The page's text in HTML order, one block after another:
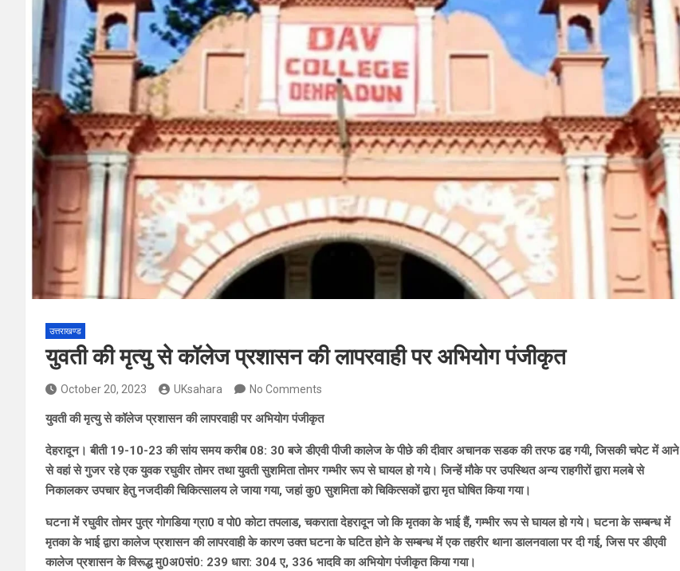
उत्तराखण्ड
युवती की मृत्यु से कॉलेज प्रशासन की लापरवाही पर अभियोग पंजीकृत
October 20, 2023 UKsahara No Comments
युवती की मृत्यु से कॉलेज प्रशासन की लापरवाही पर अभियोग पंजीकृत
देहरादून। बीती 19-10-23 की सांय समय करीब 08: 30 बजे डीएवी पीजी कालेज के पीछे की दीवार अचानक सडक की तरफ ढह गयी, जिसकी चपेट में आने
से वहां से गुजर रहे एक युवक रघुवीर तोमर तथा युवती सुशमिता तोमर गम्भीर रूप से घायल हो गये। जिन्हें मौके पर उपस्थित अन्य राहगीरों द्वारा मलबे से
निकालकर उपचार हेतु नजदीकी चिकित्सालय ले जाया गया, जहां कु0 सुशमिता को चिकित्सकों द्वारा मृत घोषित किया गया।
घटना में रघुवीर तोमर पुत्र गोगडिया ग्रा0 व पो0 कोटा तपलाड, चकराता देहरादून जो कि मृतका के भाई हैं, गम्भीर रूप से घायल हो गये। घटना के सम्बन्ध में
मृतका के भाई द्वारा कालेज प्रशासन की लापरवाही के कारण उक्त घटना के घटित होने के सम्बन्ध में एक तहरीर थाना डालनवाला पर दी गई, जिस पर डीएवी
कालेज प्रशासन के विरूद्ध मु0अ0सं0: 239 धारा: 304 ए, 336 भादवि का अभियोग पंजीकृत किया गया।